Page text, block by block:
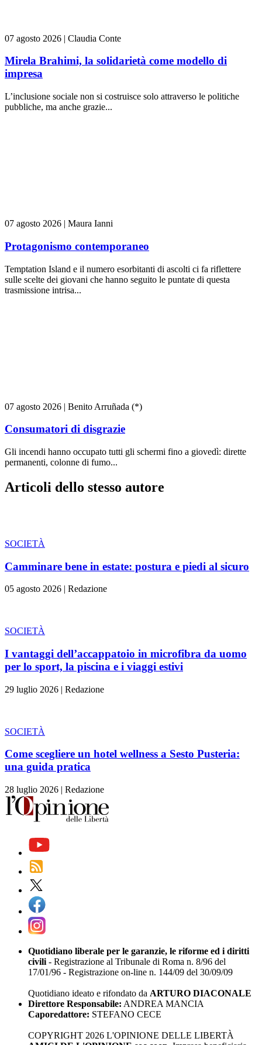
07 agosto 2026 | Claudia Conte
Mirela Brahimi, la solidarietà come modello di
impresa
L’inclusione sociale non si costruisce solo attraverso le politiche
pubbliche, ma anche grazie...
07 agosto 2026 | Maura Ianni
Protagonismo contemporaneo
Temptation Island e il numero esorbitanti di ascolti ci fa riflettere
sulle scelte dei giovani che hanno seguito le puntate di questa
trasmissione intrisa...
07 agosto 2026 | Benito Arruñada (*)
Consumatori di disgrazie
Gli incendi hanno occupato tutti gli schermi fino a giovedì: dirette
permanenti, colonne di fumo...
Articoli dello stesso autore
SOCIETÀ
Camminare bene in estate: postura e piedi al sicuro
05 agosto 2026 | Redazione
SOCIETÀ
I vantaggi dell’accappatoio in microfibra da uomo
per lo sport, la piscina e i viaggi estivi
29 luglio 2026 | Redazione
SOCIETÀ
Come scegliere un hotel wellness a Sesto Pusteria:
una guida pratica
28 luglio 2026 | Redazione
Quotidiano liberale per le garanzie, le riforme ed i diritti
civili - Registrazione al Tribunale di Roma n. 8/96 del
17/01/96 - Registrazione on-line n. 144/09 del 30/09/09
Quotidiano ideato e rifondato da ARTURO DIACONALE
Direttore Responsabile: ANDREA MANCIA
Caporedattore: STEFANO CECE
COPYRIGHT 2026 L'OPINIONE DELLE LIBERTÀ